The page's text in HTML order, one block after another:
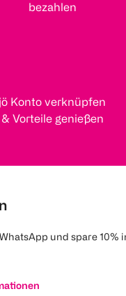
bezahlen
jö Konto verknüpfen
& Vorteile genießen
und spare 10%